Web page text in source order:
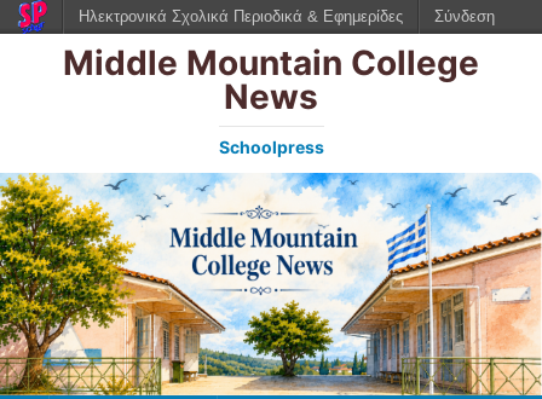
Middle Mountain College
News
Schoolpress
Ηλεκτρονικά Σχολικά Περιοδικά & Εφημερίδες Σύνδεση